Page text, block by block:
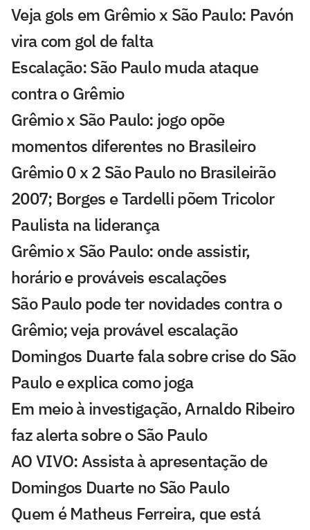
Veja gols em Grêmio x São Paulo: Pavón
vira com gol de falta
Escalação: São Paulo muda ataque
contra o Grêmio
Grêmio x São Paulo: jogo opõe
momentos diferentes no Brasileiro
Grêmio 0 x 2 São Paulo no Brasileirão
2007; Borges e Tardelli põem Tricolor
Paulista na liderança
Grêmio x São Paulo: onde assistir,
horário e prováveis escalações
São Paulo pode ter novidades contra o
Grêmio; veja provável escalação
Domingos Duarte fala sobre crise do São
Paulo e explica como joga
Em meio à investigação, Arnaldo Ribeiro
faz alerta sobre o São Paulo
AO VIVO: Assista à apresentação de
Domingos Duarte no São Paulo
Quem é Matheus Ferreira, que está